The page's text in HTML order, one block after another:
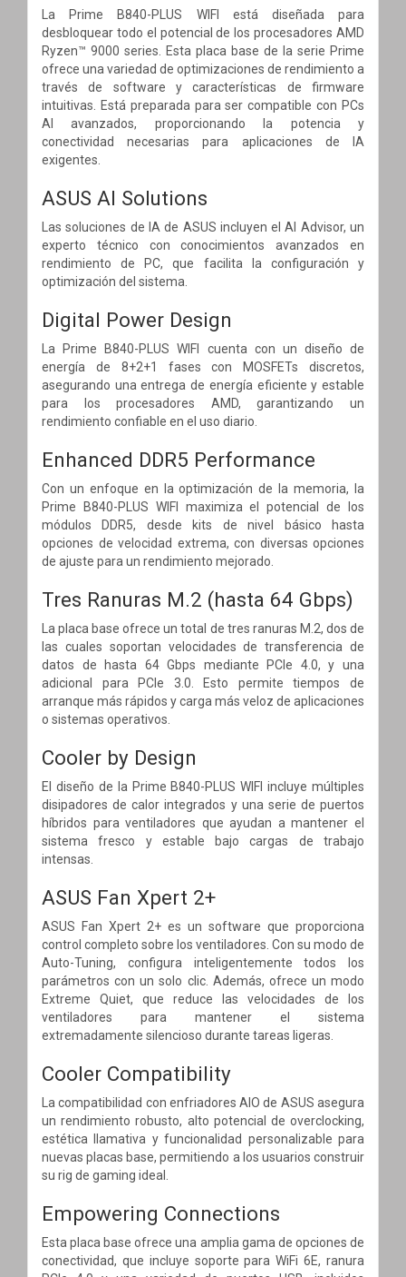
La Prime B840-PLUS WIFI está diseñada para
desbloquear todo el potencial de los procesadores AMD
Ryzen™ 9000 series. Esta placa base de la serie Prime
ofrece una variedad de optimizaciones de rendimiento a
través de software y características de firmware
intuitivas. Está preparada para ser compatible con PCs
AI avanzados, proporcionando la potencia y
conectividad necesarias para aplicaciones de IA
exigentes.
ASUS AI Solutions
Las soluciones de IA de ASUS incluyen el AI Advisor, un
experto técnico con conocimientos avanzados en
rendimiento de PC, que facilita la configuración y
optimización del sistema.
Digital Power Design
La Prime B840-PLUS WIFI cuenta con un diseño de
energía de 8+2+1 fases con MOSFETs discretos,
asegurando una entrega de energía eficiente y estable
para los procesadores AMD, garantizando un
rendimiento confiable en el uso diario.
Enhanced DDR5 Performance
Con un enfoque en la optimización de la memoria, la
Prime B840-PLUS WIFI maximiza el potencial de los
módulos DDR5, desde kits de nivel básico hasta
opciones de velocidad extrema, con diversas opciones
de ajuste para un rendimiento mejorado.
Tres Ranuras M.2 (hasta 64 Gbps)
La placa base ofrece un total de tres ranuras M.2, dos de
las cuales soportan velocidades de transferencia de
datos de hasta 64 Gbps mediante PCIe 4.0, y una
adicional para PCIe 3.0. Esto permite tiempos de
arranque más rápidos y carga más veloz de aplicaciones
o sistemas operativos.
Cooler by Design
El diseño de la Prime B840-PLUS WIFI incluye múltiples
disipadores de calor integrados y una serie de puertos
híbridos para ventiladores que ayudan a mantener el
sistema fresco y estable bajo cargas de trabajo
intensas.
ASUS Fan Xpert 2+
ASUS Fan Xpert 2+ es un software que proporciona
control completo sobre los ventiladores. Con su modo de
Auto-Tuning, configura inteligentemente todos los
parámetros con un solo clic. Además, ofrece un modo
Extreme Quiet, que reduce las velocidades de los
ventiladores para mantener el sistema
extremadamente silencioso durante tareas ligeras.
Cooler Compatibility
La compatibilidad con enfriadores AIO de ASUS asegura
un rendimiento robusto, alto potencial de overclocking,
estética llamativa y funcionalidad personalizable para
nuevas placas base, permitiendo a los usuarios construir
su rig de gaming ideal.
Empowering Connections
Esta placa base ofrece una amplia gama de opciones de
conectividad, que incluye soporte para WiFi 6E, ranura